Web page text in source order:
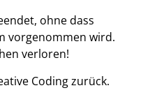
ohne dass
vorgenommen wird.
verloren!
Coding zurück.